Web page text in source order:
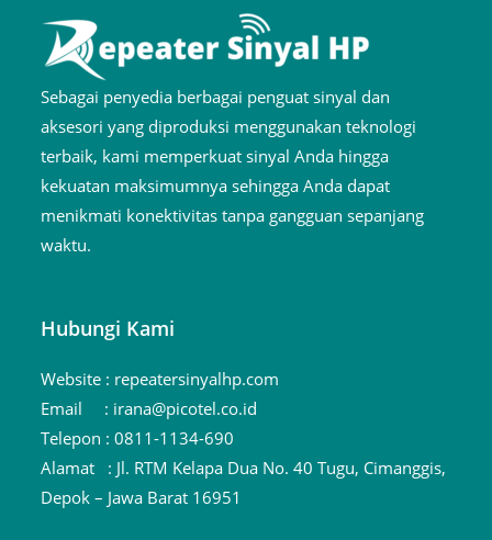
Sebagai penyedia berbagai penguat sinyal dan
aksesori yang diproduksi menggunakan teknologi
terbaik, kami memperkuat sinyal Anda hingga
kekuatan maksimumnya sehingga Anda dapat
menikmati konektivitas tanpa gangguan sepanjang
waktu.
Hubungi Kami
Website : repeatersinyalhp.com
Email : irana@picotel.co.id
Telepon :0811-1134-690
Alamat : Jl. RTM Kelapa Dua No. 40 Tugu, Cimanggis,
Depok – Jawa Barat 16951